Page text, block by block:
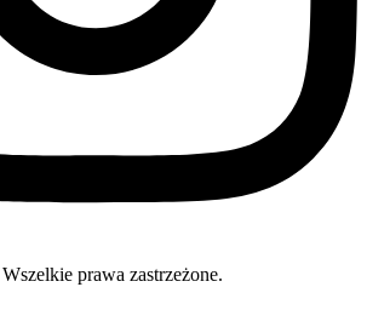
prawa zastrzeżone.